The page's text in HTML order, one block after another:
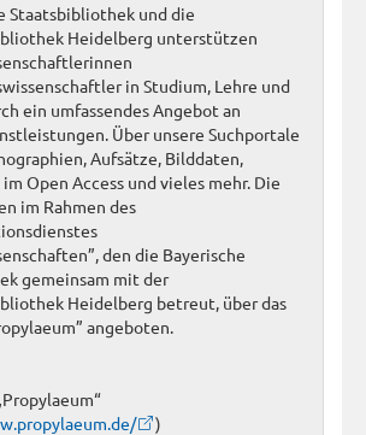
Staatsbibliothek und die
Heidelberg unterstützen
in Studium, Lehre und
ein umfassendes Angebot an
Über unsere Suchportale
Aufsätze, Bilddaten,
Open Access und vieles mehr. Die
im Rahmen des
den die Bayerische
gemeinsam mit der
Heidelberg betreut, über das
angeboten.
)